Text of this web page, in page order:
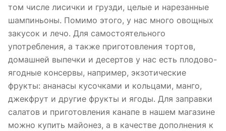
том числе лисички и грузди, целые и нарезанные
шампиньоны. Помимо этого, у нас много овощных
закусок и лечо. Для самостоятельного
употребления, а также приготовления тортов,
домашней выпечки и десертов у нас есть плодово-
ягодные консервы, например, экзотические
фрукты: ананасы кусочками и кольцами, манго,
джекфрут и другие фрукты и ягоды. Для заправки
салатов и приготовления канапе в нашем магазине
можно купить майонез, а в качестве дополнения к